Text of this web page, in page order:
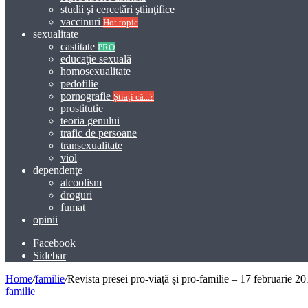
studii şi cercetări ştiinţifice
vaccinuri Hot topic
sexualitate
castitate PRO
educaţie sexuală
homosexualitate
pedofilie
pornografie Știați că...?
prostitutie
teoria genului
trafic de persoane
transexualitate
viol
dependenţe
alcoolism
droguri
fumat
opinii
Facebook
Sidebar
Home/familie/Revista presei pro-viață și pro-familie – 17 februarie
familie